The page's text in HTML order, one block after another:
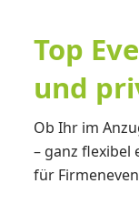
Top
und
Ob Ihr im
– ganz flexibel
für